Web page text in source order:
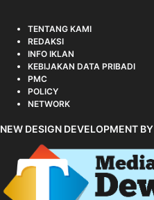
TENTANG KAMI
REDAKSI
INFO IKLAN
KEBIJAKAN DATA PRIBADI
PMC
POLICY
NETWORK
NEW DESIGN DEVELOPMENT BY